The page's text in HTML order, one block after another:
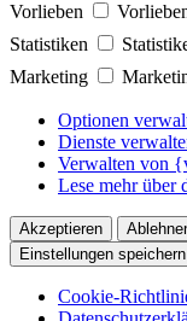
Vorlieben
Statistiken
Marketing
Optionen
Dienste
Verwalten von
Lese mehr über
Akzeptieren
Einstellungen speichern
Cookie-